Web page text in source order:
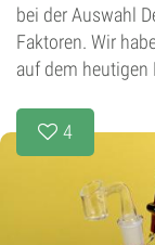
bei der Auswahl
Faktoren. Wir
auf dem heutigen
4